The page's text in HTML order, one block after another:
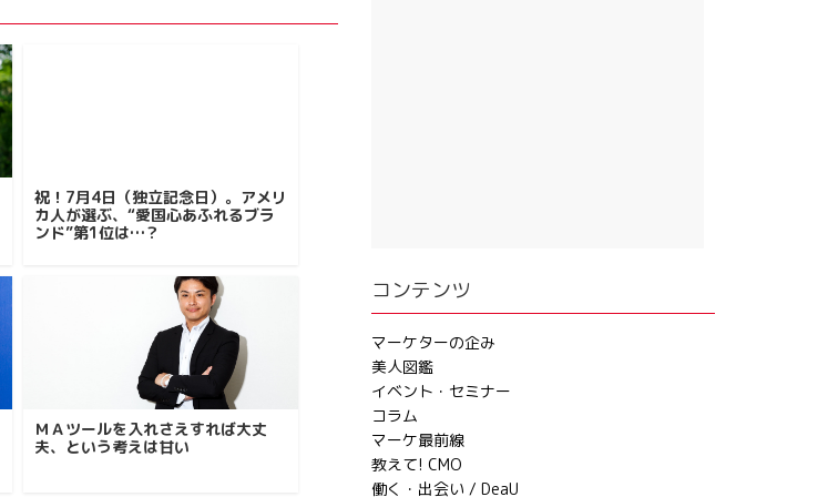
祝！7月4日（独立記念日）。アメリ
カ人が選ぶ、“愛国心あふれるブラ
ンド”第1位は…？
ＭＡツールを入れさえすれば大丈
夫、という考えは甘い
コンテンツ
マーケターの企み
美人図鑑
イベント・セミナー
コラム
マーケ最前線
教えて! CMO
働く・出会い / DeaU